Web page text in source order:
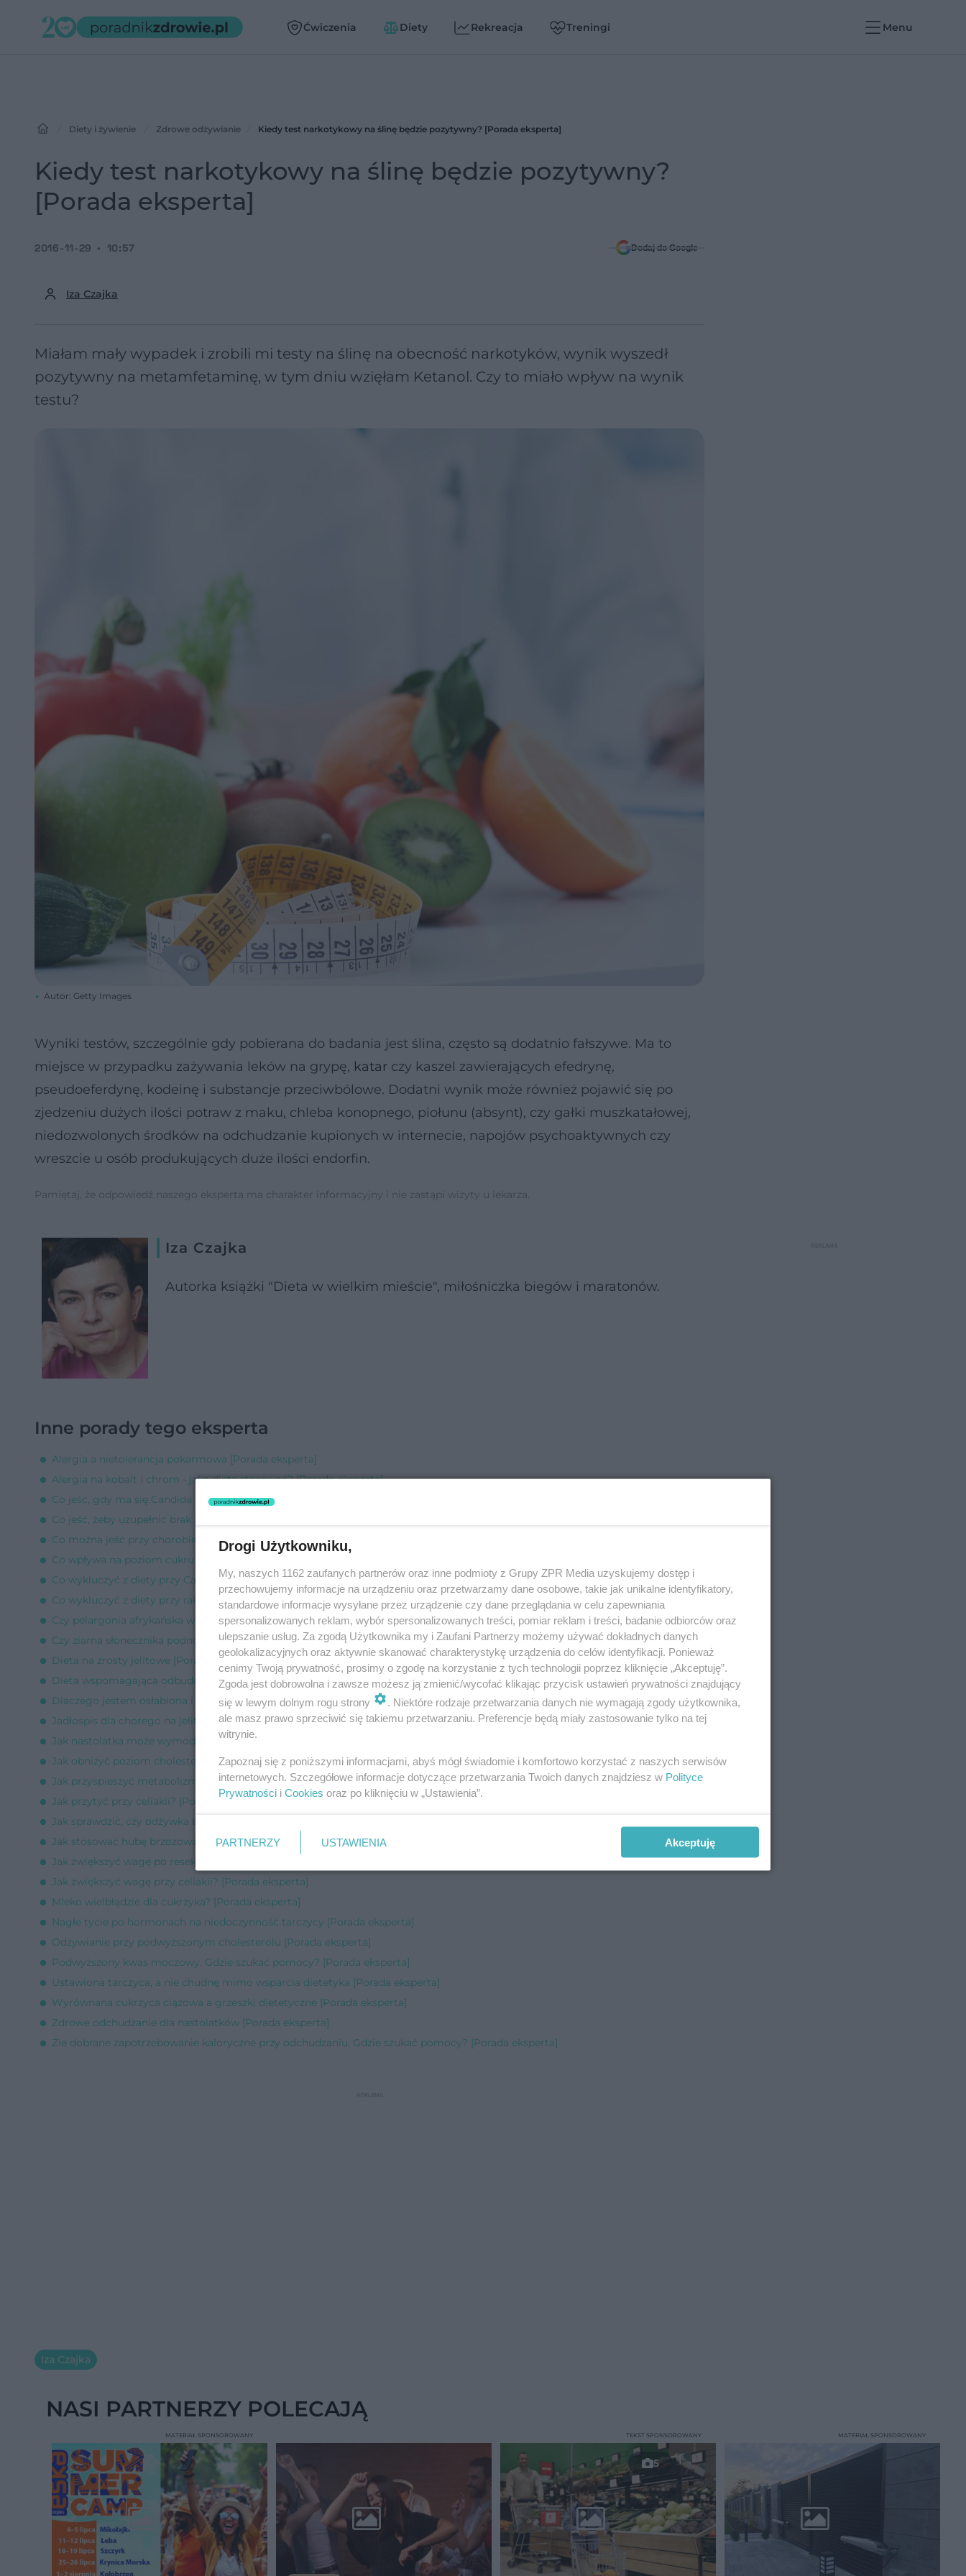
Ćwiczenia Diety Rekreacja Treningi Menu
Diety i żywienie Zdrowe odżywianie Kiedy test narkotykowy na ślinę będzie pozytywny? [Porada eksperta]
Kiedy test narkotykowy na ślinę będzie pozytywny?
[Porada eksperta]
Iza Czajka
2016-11-29 10:57 Dodaj do Google
Miałam mały wypadek i zrobili mi testy na ślinę na obecność narkotyków, wynik wyszedł
pozytywny na metamfetaminę, w tym dniu wzięłam Ketanol. Czy to miało wpływ na wynik
testu?
Autor: Getty Images
Wyniki testów, szczególnie gdy pobierana do badania jest ślina, często są dodatnio fałszywe. Ma to
miejsce w przypadku zażywania leków na grypę, katar czy kaszel zawierających efedrynę,
pseudoeferdynę, kodeinę i substancje przeciwbólowe. Dodatni wynik może również pojawić się po
zjedzeniu dużych ilości potraw z maku, chleba konopnego, piołunu (absynt), czy gałki muszkatałowej,
niedozwolonych środków na odchudzanie kupionych w internecie, napojów psychoaktywnych czy
wreszcie u osób produkujących duże ilości endorfin.
Pamiętaj, że odpowiedź naszego eksperta ma charakter informacyjny i nie zastąpi wizyty u lekarza.
Iza Czajka
Autorka książki "Dieta w wielkim mieście", miłośniczka biegów i maratonów.
Inne porady tego eksperta
Alergia a nietolerancja pokarmowa [Porada eksperta]
Alergia na kobalt i chrom - jaką dietę stosować? [Porada eksperta]
Co jeść, gdy ma się Candida albicans? [Porada eksperta]
Co jeść, żeby uzupełnić brak żelaza, gdy ma się celiakię? [Porada eksperta]
Co można jeść przy chorobie Leśniewskiego-Crohna? [Porada eksperta]
Co wpływa na poziom cukru we krwi? [Porada eksperta]
Co wykluczyć z diety przy Candida albicans? [Porada eksperta]
Co wykluczyć z diety przy raku trzustki i wątroby? [Porada eksperta]
Czy pelargonia afrykańska wzmocni odporność organizmu? [Porada eksperta]
Czy ziarna słonecznika podnoszą cukier przy cukrzycy typu 2? [Porada eksperta]
Dieta na zrosty jelitowe [Porada eksperta]
Dieta wspomagająca odbudowę hemoglobiny [Porada eksperta]
Dlaczego jestem osłabiona i nie mogę przytyć? [Porada eksperta]
Jadłospis dla chorego na jelitówkę [Porada eksperta]
Jak nastolatka może wymodelować biodra i pośladki? [Porada eksperta]
Jak obniżyć poziom cholesterolu dietą przy IBS? [Porada eksperta]
Jak przyspieszyć metabolizm? [Porada eksperta]
Jak przytyć przy celiakii? [Porada eksperta]
Jak sprawdzić, czy odżywka białkowa została przebadana? [Porada eksperta]
Jak stosować hubę brzozową? [Porada eksperta]
Jak zwiększyć wagę po resekcji żołądka? [Porada eksperta]
Jak zwiększyć wagę przy celiakii? [Porada eksperta]
Mleko wielbłądzie dla cukrzyka? [Porada eksperta]
Nagłe tycie po hormonach na niedoczynność tarczycy [Porada eksperta]
Odżywianie przy podwyższonym cholesterolu [Porada eksperta]
Podwyższony kwas moczowy. Gdzie szukać pomocy? [Porada eksperta]
Ustawiona tarczyca, a nie chudnę mimo wsparcia dietetyka [Porada eksperta]
Wyrównana cukrzyca ciążowa a grzeszki dietetyczne [Porada eksperta]
Zdrowe odchudzanie dla nastolatków [Porada eksperta]
Źle dobrane zapotrzebowanie kaloryczne przy odchudzaniu. Gdzie szukać pomocy? [Porada eksperta]
Iza Czajka
NASI PARTNERZY POLECAJĄ
MATERIAŁ SPONSOROWANY
5
TEKST SPONSOROWANY MATERIAŁ SPONSOROWANY
Drogi Użytkowniku,
My, naszych 1162 zaufanych partnerów oraz inne podmioty z Grupy ZPR Media uzyskujemy dostęp i
przechowujemy informacje na urządzeniu oraz przetwarzamy dane osobowe, takie jak unikalne identyfikatory,
standardowe informacje wysyłane przez urządzenie czy dane przeglądania w celu zapewniania
spersonalizowanych reklam, wybór spersonalizowanych treści, pomiar reklam i treści, badanie odbiorców oraz
ulepszanie usług. Za zgodą Użytkownika my i Zaufani Partnerzy możemy używać dokładnych danych
geolokalizacyjnych oraz aktywnie skanować charakterystykę urządzenia do celów identyfikacji. Ponieważ
cenimy Twoją prywatność, prosimy o zgodę na korzystanie z tych technologii poprzez kliknięcie „Akceptuję”.
Zgoda jest dobrowolna i zawsze możesz ją zmienić/wycofać klikając przycisk ustawień prywatności znajdujący
się w lewym dolnym rogu strony
. Niektóre rodzaje przetwarzania danych nie wymagają zgody użytkownika,
ale masz prawo sprzeciwić się takiemu przetwarzaniu. Preferencje będą miały zastosowanie tylko na tej
witrynie.
Zapoznaj się z poniższymi informacjami, abyś mógł świadomie i komfortowo korzystać z naszych serwisów
internetowych. Szczegółowe informacje dotyczące przetwarzania Twoich danych znajdziesz w Polityce
Prywatności i Cookies oraz po kliknięciu w „Ustawienia”.
PARTNERZY USTAWIENIA Akceptuję